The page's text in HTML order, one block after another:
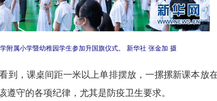
附属小学暨幼稚园学生参加升国旗仪式。 新华社 张金加 摄
，课桌间距一米以上单排摆放，一摞摞新课本放
守的各项纪律，尤其是防疫卫生要求。